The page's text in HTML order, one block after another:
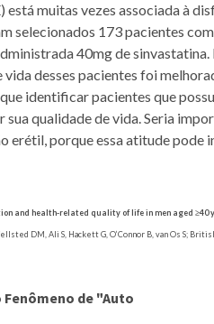
está muitas vezes associada à
selecionados 173 pacientes
40mg de
desses pacientes foi
identificar pacientes que
sua qualidade de vida. Seria
erétil, porque essa atitude
and health-related quality of life in men aged
DM, Ali S, Hackett G, O’Connor B, van Os S;
de "Auto